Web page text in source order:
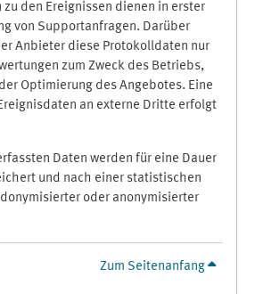
zu den Ereignissen dienen in erster
von Supportanfragen. Darüber
Anbieter diese Protokolldaten nur
zum Zweck des Betriebs,
Optimierung des Angebotes. Eine
an externe Dritte erfolgt
Daten werden für eine Dauer
und nach einer statistischen
oder anonymisierter
Zum Seitenanfang